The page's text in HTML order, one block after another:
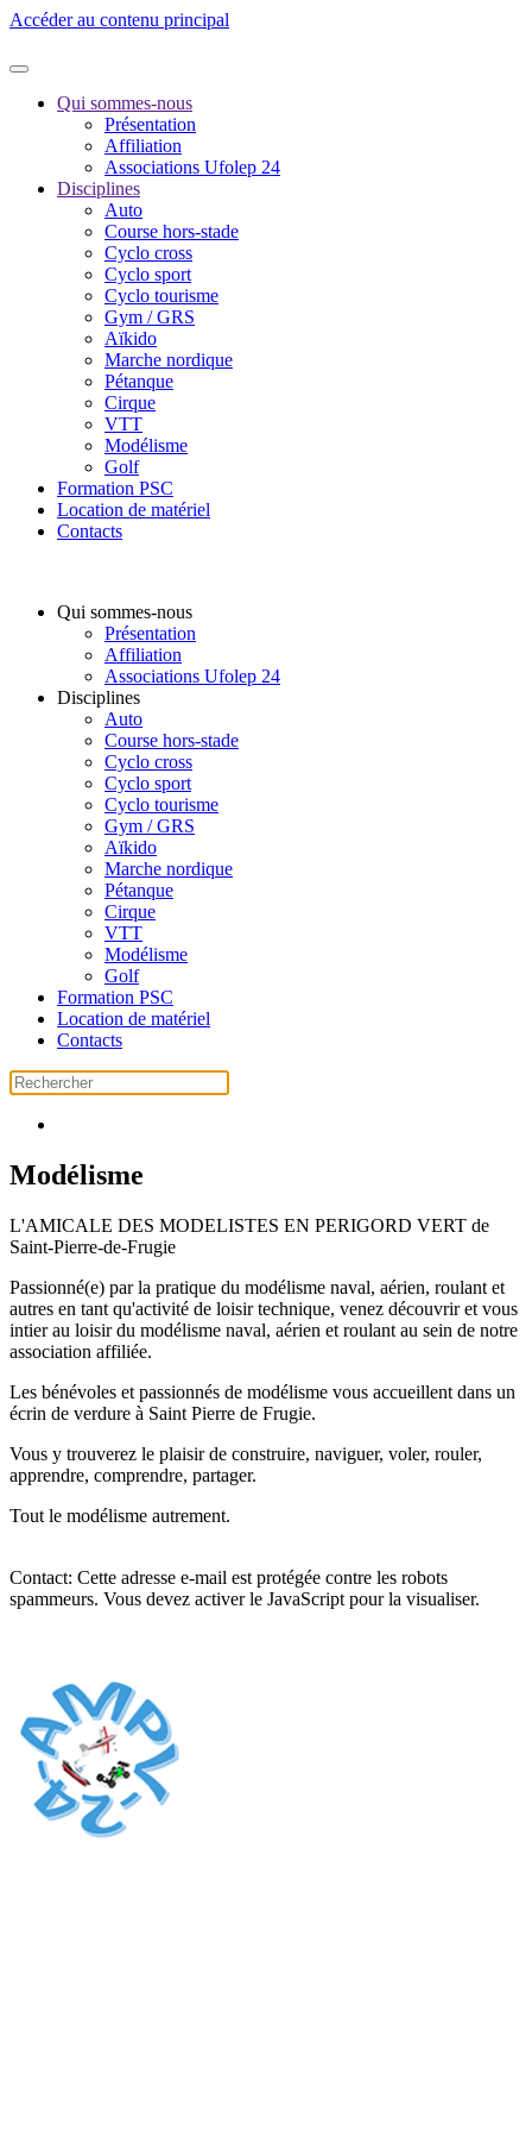
Accéder au contenu principal
Qui sommes-nous
Présentation
Affiliation
Associations Ufolep 24
Disciplines
Auto
Course hors-stade
Cyclo cross
Cyclo sport
Cyclo tourisme
Gym / GRS
Aïkido
Marche nordique
Pétanque
Cirque
VTT
Modélisme
Golf
Formation PSC
Location de matériel
Contacts
Qui sommes-nous
Présentation
Affiliation
Associations Ufolep 24
Disciplines
Auto
Course hors-stade
Cyclo cross
Cyclo sport
Cyclo tourisme
Gym / GRS
Aïkido
Marche nordique
Pétanque
Cirque
VTT
Modélisme
Golf
Formation PSC
Location de matériel
Contacts
Modélisme
L'AMICALE DES MODELISTES EN PERIGORD VERT de
Saint-Pierre-de-Frugie
Passionné(e) par la pratique du modélisme naval, aérien, roulant et
autres en tant qu'activité de loisir technique, venez découvrir et vous
intier au loisir du modélisme naval, aérien et roulant au sein de notre
association affiliée.
Les bénévoles et passionnés de modélisme vous accueillent dans un
écrin de verdure à Saint Pierre de Frugie.
Vous y trouverez le plaisir de construire, naviguer, voler, rouler,
apprendre, comprendre, partager.
Tout le modélisme autrement.
Contact: Cette adresse e-mail est protégée contre les robots
spammeurs. Vous devez activer le JavaScript pour la visualiser.